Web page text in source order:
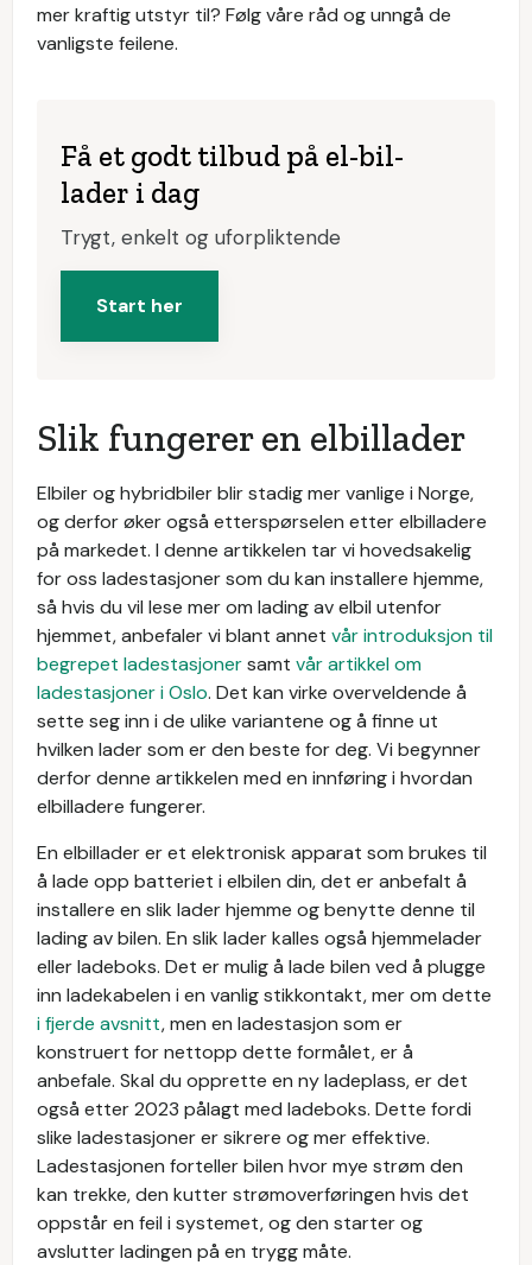
mer kraftig utstyr til? Følg våre råd og unngå de
vanligste feilene.
Få et godt tilbud på el-bil-
lader i dag
Trygt, enkelt og uforpliktende
Start her
Slik fungerer en elbillader
Elbiler og hybridbiler blir stadig mer vanlige i Norge,
og derfor øker også etterspørselen etter elbilladere
på markedet. I denne artikkelen tar vi hovedsakelig
for oss ladestasjoner som du kan installere hjemme,
så hvis du vil lese mer om lading av elbil utenfor
hjemmet, anbefaler vi blant annet vår introduksjon til
begrepet ladestasjonersamt vår artikkel om
ladestasjoner i Oslo. Det kan virke overveldende å
sette seg inn i de ulike variantene og å finne ut
hvilken lader som er den beste for deg. Vi begynner
derfor denne artikkelen med en innføring i hvordan
elbilladere fungerer.
En elbillader er et elektronisk apparat som brukes til
å lade opp batteriet i elbilen din, det er anbefalt å
installere en slik lader hjemme og benytte denne til
lading av bilen. En slik lader kalles også hjemmelader
eller ladeboks. Det er mulig å lade bilen ved å plugge
inn ladekabelen i en vanlig stikkontakt, mer om dette
i fjerde avsnitt, men en ladestasjon som er
konstruert for nettopp dette formålet, er å
anbefale. Skal du opprette en ny ladeplass, er det
også etter 2023 pålagt med ladeboks. Dette fordi
slike ladestasjoner er sikrere og mer effektive.
Ladestasjonen forteller bilen hvor mye strøm den
kan trekke, den kutter strømoverføringen hvis det
oppstår en feil i systemet, og den starter og
avslutter ladingen på en trygg måte.